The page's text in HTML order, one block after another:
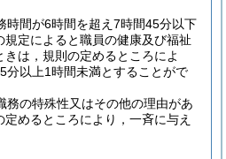
時間が6時間を超え7時間45分以下
規定によると職員の健康及び福祉
は，規則の定めるところによ
分以上1時間未満とすることがで
務の特殊性又はその他の理由があ
めるところにより，一斉に与え